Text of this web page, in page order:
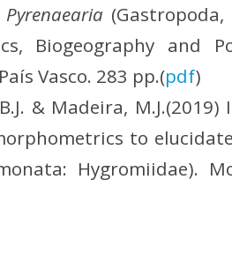
Pyrenaearia
Biogeography and
Vasco. 283 pp.(pdf)
& Madeira,
to
Hygromiidae).